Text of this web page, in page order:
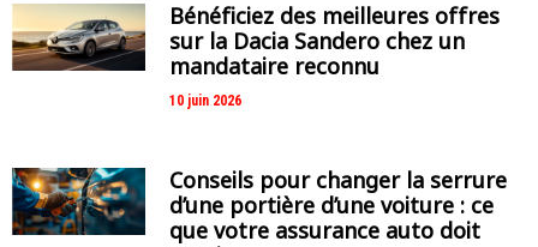
Bénéficiez des meilleures offres
sur la Dacia Sandero chez un
mandataire reconnu
10 juin 2026
Conseils pour changer la serrure
d’une portière d’une voiture : ce
que votre assurance auto doit